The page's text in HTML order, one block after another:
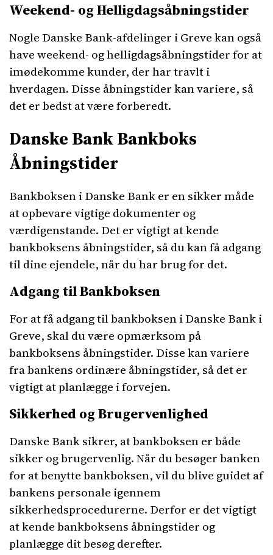
Weekend- og Helligdagsåbningstider
Nogle Danske Bank-afdelinger i Greve kan også
have weekend- og helligdagsåbningstider for at
imødekomme kunder, der har travlt i
hverdagen. Disse åbningstider kan variere, så
det er bedst at være forberedt.
Danske Bank Bankboks
Åbningstider
Bankboksen i Danske Bank er en sikker måde
at opbevare vigtige dokumenter og
værdigenstande. Det er vigtigt at kende
bankboksens åbningstider, så du kan få adgang
til dine ejendele, når du har brug for det.
Adgang til Bankboksen
For at få adgang til bankboksen i Danske Bank i
Greve, skal du være opmærksom på
bankboksens åbningstider. Disse kan variere
fra bankens ordinære åbningstider, så det er
vigtigt at planlægge i forvejen.
Sikkerhed og Brugervenlighed
Danske Bank sikrer, at bankboksen er både
sikker og brugervenlig. Når du besøger banken
for at benytte bankboksen, vil du blive guidet af
bankens personale igennem
sikkerhedsprocedurerne. Derfor er det vigtigt
at kende bankboksens åbningstider og
planlægge dit besøg derefter.